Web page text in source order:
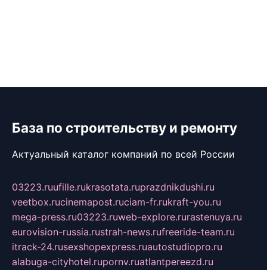
База по строительству и ремонту
Актуальный каталог компаний по всей России
03223.ruufille.rukrasotata.ruprazdnikdushi.ru
veetbox.rucinemapost.ruciam-fr.rukraft-you.ru
mega-press.ru03223.ruweb-explore.rurastenuya.ru
eurovision-russia.rustrah-news.rufreeride-team.ru
itrack-24.rusexshopexpress.ruautostudiopro.ru
alabuga-cityhotel.rupornv.ruatlantpereezd.ru